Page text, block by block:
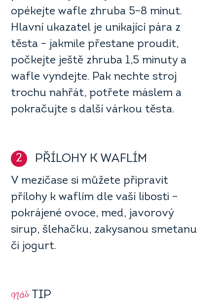
opékejte wafle zhruba 5–8 minut.
Hlavní ukazatel je unikající pára z
těsta – jakmile přestane proudit,
počkejte ještě zhruba 1,5 minuty a
wafle vyndejte. Pak nechte stroj
trochu nahřát, potřete máslem a
pokračujte s další várkou těsta.
2 PŘÍLOHY K WAFLÍM
V mezičase si můžete připravit
přílohy k waflím dle vaší libosti –
pokrájené ovoce, med, javorový
sirup, šlehačku, zakysanou smetanu
či jogurt.
NášTIP